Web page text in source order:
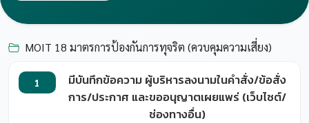
MOIT 18 มาตรการป้องกันการทุจริต (ควบคุมความเสี่ยง)
1
มีบันทึกข้อความ ผู้บริหารลงนามในคำสั่ง/ข้อสั่ง
การ/ประกาศ และขออนุญาตเผยแพร่ (เว็บไซต์/
ช่องทางอื่น)